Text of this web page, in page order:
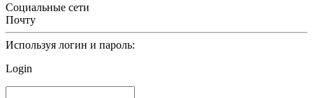
Социальные сети
Почту
Используя логин и пароль:
Login